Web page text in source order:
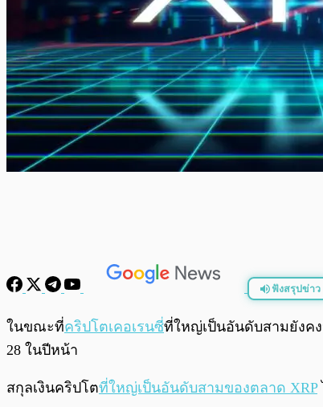
ฟังสรุปข่าว
พร้อมเล่น
ในขณะที่คริปโตเคอเรนซีที่ใหญ่เป็นอันดับสามยังค
28 ในปีหน้า
สกุลเงินคริปโตที่ใหญ่เป็นอันดับสามของตลาด XRP